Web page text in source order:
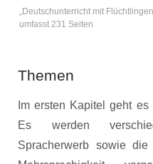
„Deutschunterricht mit
umfasst 231 Seiten
Themen
Im ersten Kapitel geht
Es werden
Spracherwerb sowie